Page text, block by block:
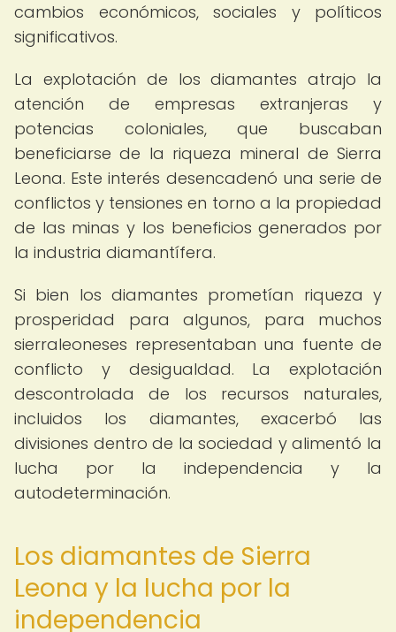
cambios económicos, sociales y políticos
significativos.
La explotación de los diamantes atrajo la
atención de empresas extranjeras y
potencias coloniales, que buscaban
beneficiarse de la riqueza mineral de Sierra
Leona. Este interés desencadenó una serie de
conflictos y tensiones en torno a la propiedad
de las minas y los beneficios generados por
la industria diamantífera.
Si bien los diamantes prometían riqueza y
prosperidad para algunos, para muchos
sierraleoneses representaban una fuente de
conflicto y desigualdad. La explotación
descontrolada de los recursos naturales,
incluidos los diamantes, exacerbó las
divisiones dentro de la sociedad y alimentó la
lucha por la independencia y la
autodeterminación.
Los diamantes de Sierra
Leona y la lucha por la
independencia